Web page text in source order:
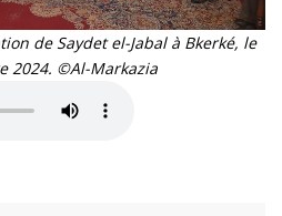
de Saydet el-Jabal à Bkerké, le
2024. ©Al-Markazia